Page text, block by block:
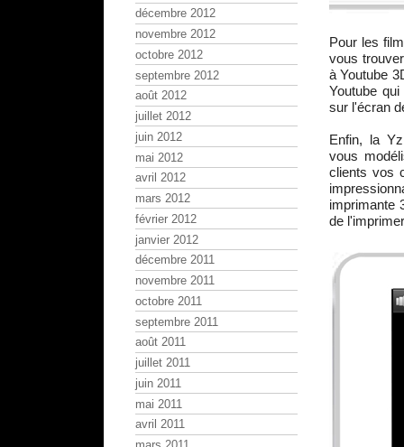
Pour les
vous
à Youtube
Youtube
sur l'écran
Enfin, la
vous
clients vos
imprimante
de
décembre 2012
novembre 2012
octobre 2012
septembre 2012
août 2012
juillet 2012
juin 2012
mai 2012
avril 2012
mars 2012
février 2012
janvier 2012
décembre 2011
novembre 2011
octobre 2011
septembre 2011
août 2011
juillet 2011
juin 2011
mai 2011
avril 2011